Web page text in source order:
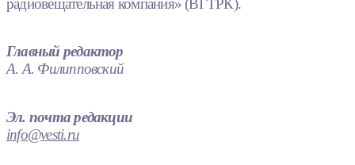
радиовещательная компания» (ВГТРК).
Главный редактор
А. А. Филипповский
Эл. почта редакции
info@vesti.ru